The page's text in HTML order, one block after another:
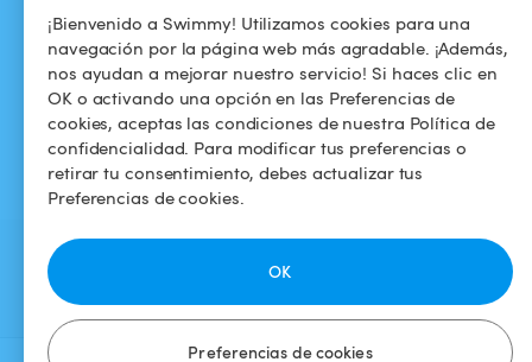
¡Bienvenido a Swimmy! Utilizamos cookies para una
navegación por la página web más agradable. ¡Además,
nos ayudan a mejorar nuestro servicio! Si haces clic en
OK o activando una opción en las Preferencias de
cookies, aceptas las condiciones de nuestra Política de
confidencialidad. Para modificar tus preferencias o
retirar tu consentimiento, debes actualizar tus
Preferencias de cookies.
Preferencias de cookies
OK